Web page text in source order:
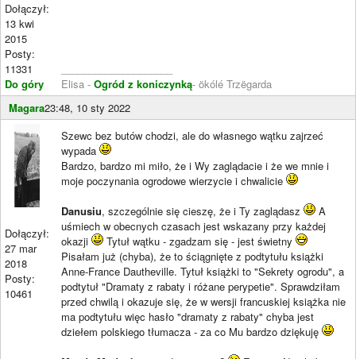
Dołączył:
13 kwi
2015
Posty:
11331
Do góry
Elisa - Ogród z koniczynką- ökólé Trzëgarda
Magara23:48, 10 sty 2022
Dołączył:
27 mar
2018
Posty:
10461
Szewc bez butów chodzi, ale do własnego wątku zajrzeć
wypada
Bardzo, bardzo mi miło, że i Wy zaglądacie i że we mnie i
moje poczynania ogrodowe wierzycie i chwalicie
Danusiu, szczególnie się cieszę, że i Ty zaglądasz
A
uśmiech w obecnych czasach jest wskazany przy każdej
okazji
Tytuł wątku - zgadzam się - jest świetny
Pisałam już (chyba), że to ściągnięte z podtytułu książki
Anne-France Dautheville. Tytuł książki to "Sekrety ogrodu", a
podtytuł "Dramaty z rabaty i różane perypetie". Sprawdziłam
przed chwilą i okazuje się, że w wersji francuskiej książka nie
ma podtytułu więc hasło "dramaty z rabaty" chyba jest
dziełem polskiego tłumacza - za co Mu bardzo dziękuję